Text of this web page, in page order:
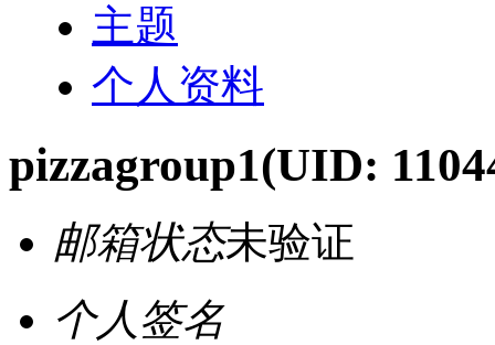
主题
个人资料
pizzagroup1(UID:
邮箱状态未验证
个人签名